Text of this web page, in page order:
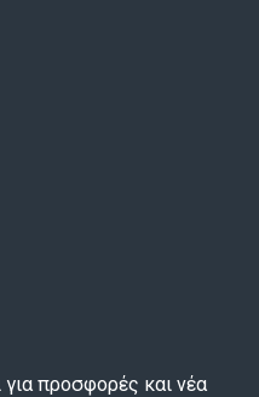
προσφορές και νέα